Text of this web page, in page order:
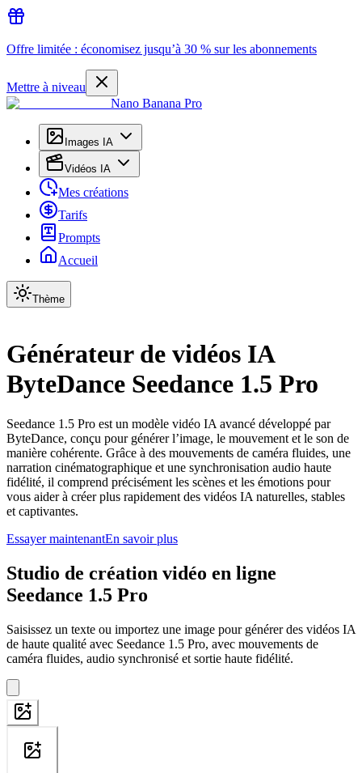
Offre limitée : économisez jusqu’à 30 % sur les abonnements
Mettre à niveau
Nano Banana Pro
Images IA
Vidéos IA
Mes créations
Tarifs
Prompts
Accueil
Thème
Générateur de vidéos IA
ByteDance Seedance 1.5 Pro
Seedance 1.5 Pro est un modèle vidéo IA avancé développé par
ByteDance, conçu pour générer l’image, le mouvement et le son de
manière cohérente. Grâce à des mouvements de caméra fluides, une
narration cinématographique et une synchronisation audio haute
fidélité, il comprend précisément les scènes et les émotions pour
vous aider à créer plus rapidement des vidéos IA naturelles, stables
et captivantes.
Essayer maintenantEn savoir plus
Studio de création vidéo en ligne
Seedance 1.5 Pro
Saisissez un texte ou importez une image pour générer des vidéos IA
de haute qualité avec Seedance 1.5 Pro, avec mouvements de
caméra fluides, audio synchronisé et sortie haute fidélité.